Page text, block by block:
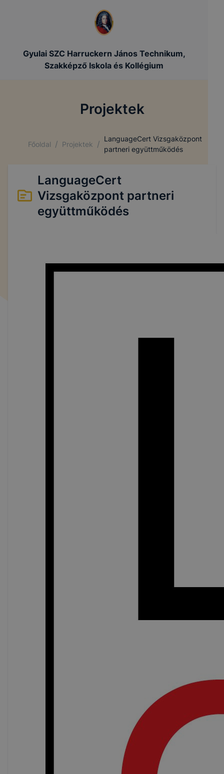
Gyulai SZC Harruckern János Technikum,
Szakképző Iskola és Kollégium
Projektek
Főoldal / Projektek /
LanguageCert Vizsgaközpont
partneri együttműködés
LanguageCert
Vizsgaközpont partneri
együttműködés